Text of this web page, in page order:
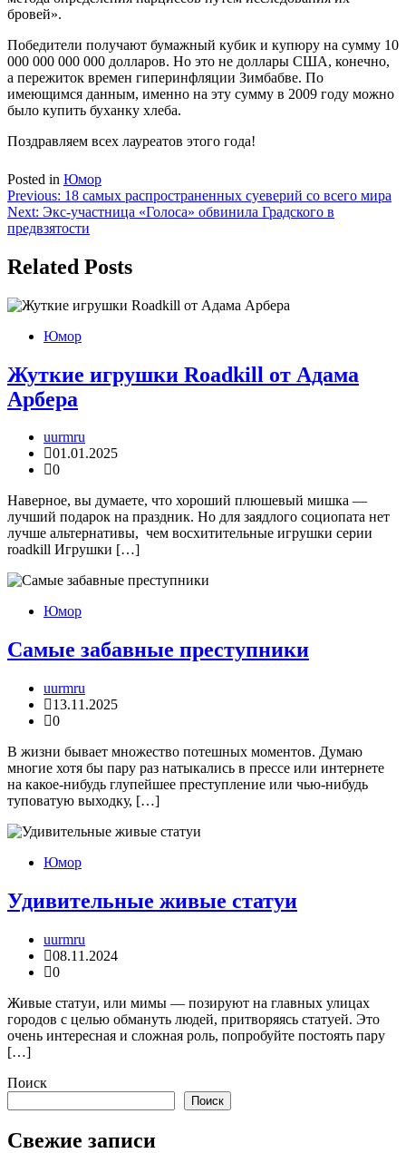
бровей».
Победители получают бумажный кубик и купюру на сумму 10
000 000 000 000 долларов. Но это не доллары США, конечно,
а пережиток времен гиперинфляции Зимбабве. По
имеющимся данным, именно на эту сумму в 2009 году можно
было купить буханку хлеба.
Поздравляем всех лауреатов этого года!
Posted in Юмор
Навигация
по
Previous: 18 самых распространенных суеверий со всего мира
Next: Экс-участница «Голоса» обвинила Градского в
предвзятости
Related Posts
Юмор
Жуткие игрушки Roadkill от Адама
Арбера
uurmru
01.01.2025
0
Наверное, вы думаете, что хороший плюшевый мишка —
лучший подарок на праздник. Но для заядлого социопата нет
лучше альтернативы, чем восхитительные игрушки серии
roadkill Игрушки […]
Юмор
Самые забавные преступники
uurmru
13.11.2025
0
В жизни бывает множество потешных моментов. Думаю
многие хотя бы пару раз натыкались в прессе или интернете
на какое-нибудь глупейшее преступление или чью-нибудь
туповатую выходку, […]
Юмор
Удивительные живые статуи
uurmru
08.11.2024
0
Живые статуи, или мимы — позируют на главных улицах
городов с целью обмануть людей, притворяясь статуей. Это
очень интересная и сложная роль, попробуйте постоять пару
[…]
Поиск
Поиск
Свежие записи